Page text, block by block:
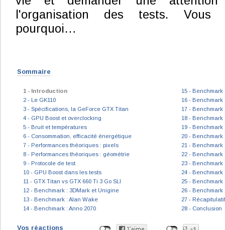
l'organisation des tests. Vous
pourquoi…
Sommaire
1 - Introduction
2 - Le GK110
3 - Spécifications, la GeForce GTX Titan
4 - GPU Boost et overclocking
5 - Bruit et températures
6 - Consommation, efficacité énergétique
7 - Performances théoriques : pixels
8 - Performances théoriques : géométrie
9 - Protocole de test
10 - GPU Boost dans les tests
11 - GTX Titan vs GTX 660 Ti 3 Go SLI
12 - Benchmark : 3DMark et Unigine
13 - Benchmark : Alan Wake
14 - Benchmark : Anno 2070
15 - Benchmark
16 - Benchmark
17 -
18 - Benchmark
19 - Benchmark
20 - Benchmark
21 - Benchmark
22 - Benchmark
23 -
24 - Benchmark
25 -
26 - Benchmark
27 -
28 - Conclusion
Vos réactions